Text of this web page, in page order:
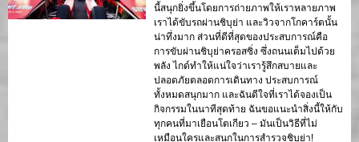
นี้สนุกยิ่งขึ้นโดยการถ่ายภาพให้เราหลายภาพ
เราได้ขับรถผ่านชิบุย่า และวิวจากโกคาร์ตนั้น
น่าทึ่งมาก ส่วนที่ดีที่สุดของประสบการณ์คือ
การขับผ่านชิบุย่าครอสซิ่ง ซึ่งถนนเต็มไปด้วย
พลัง ไกด์ทำให้แน่ใจว่าเรารู้สึกสบายและ
ปลอดภัยตลอดการเดินทาง ประสบการณ์
ทั้งหมดสนุกมาก และฉันดีใจที่เราได้จองเป็น
กิจกรรมในนาทีสุดท้าย ฉันขอแนะนำสิ่งนี้ให้กับ
ทุกคนที่มาเยือนโตเกียว – มันเป็นวิธีที่ไม่
เหมือนใครและสนุกในการสำรวจชิบุย่า!